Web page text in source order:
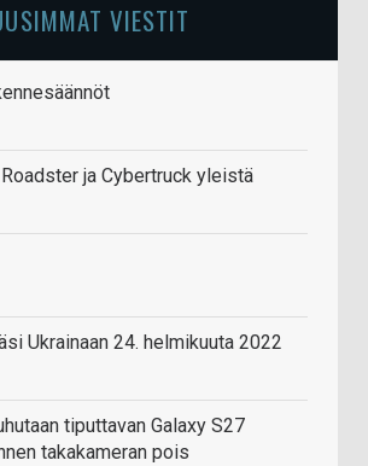
VIESTIT
Roadster ja Cybertruck yleistä
Ukrainaan 24. helmikuuta 2022
tiputtavan Galaxy S27
takakameran pois